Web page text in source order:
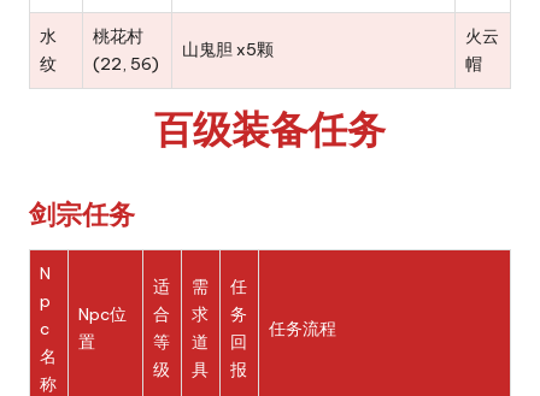
水
纹
桃花村
(22, 56)
山鬼胆 x5颗
火云
帽
百级装备任务
剑宗任务
N
p
c
名
称
Npc位
置
适
合
等
级
需
求
道
具
任
务
回
报
任务流程